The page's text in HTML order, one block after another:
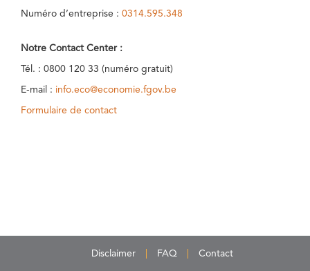
Numéro d’entreprise : 0314.595.348
Notre Contact Center :
Tél. : 0800 120 33 (numéro gratuit)
E-mail : info.eco@economie.fgov.be
Formulaire de contact
Disclaimer FAQ Contact